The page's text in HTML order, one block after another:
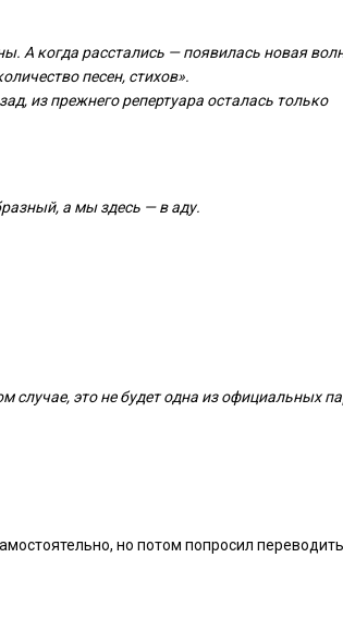
А когда расстались — появилась новая
песен, стихов».
из прежнего репертуара осталась только
а мы здесь — в аду.
случае, это не будет одна из официальных
но потом попросил переводить.